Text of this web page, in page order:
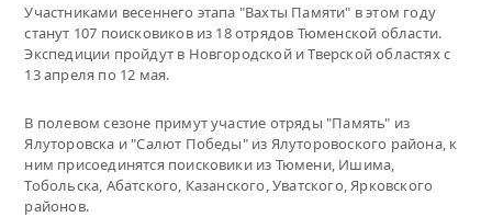
Участниками весеннего этапа "Вахты Памяти" в этом году
станут 107 поисковиков из 18 отрядов Тюменской области.
Экспедиции пройдут в Новгородской и Тверской областях с
13 апреля по 12 мая.
В полевом сезоне примут участие отряды "Память" из
Ялуторовска и "Салют Победы" из Ялуторовоского района, к
ним присоединятся поисковики из Тюмени, Ишима,
Тобольска, Абатского, Казанского, Уватского, Ярковского
районов.